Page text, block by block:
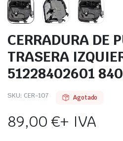
CERRADURA DE
TRASERA
51228402601
SKU: CER-107 Agotado
89,00€+ IVA